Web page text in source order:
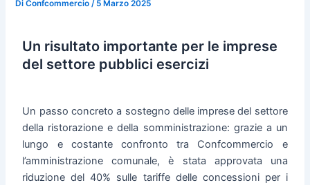
DiConfcommercio/ 5 Marzo 2025
Un risultato importante per le imprese
del settore pubblici esercizi
Un passo concreto a sostegno delle imprese del settore
della ristorazione e della somministrazione: grazie a un
lungo e costante confronto tra Confcommercio e
l’amministrazione comunale, è stata approvata una
riduzione del 40% sulle tariffe delle concessioni per i